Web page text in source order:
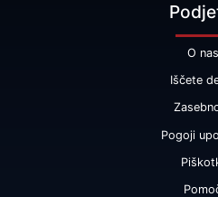
O nas
Iščete
Pogoji